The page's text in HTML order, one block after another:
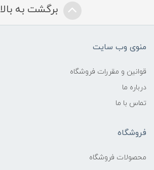
برگشت به بالا
منوی وب سایت
قوانین و مقررات فروشگاه
درباره ما
تماس با ما
فروشگاه
محصولات فروشگاه